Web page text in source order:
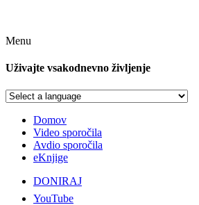
Menu
Uživajte vsakodnevno življenje
Domov
Video sporočila
Avdio sporočila
eKnjige
DONIRAJ
YouTube